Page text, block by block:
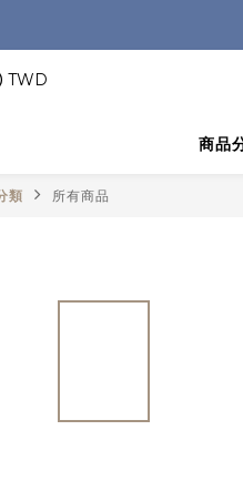
TWD
商品
類 所有商品